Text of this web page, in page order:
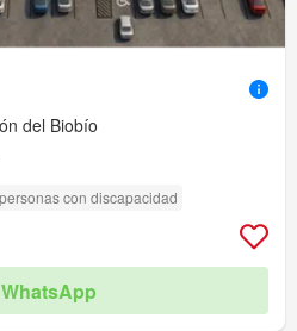
del Biobío
con discapacidad
WhatsApp